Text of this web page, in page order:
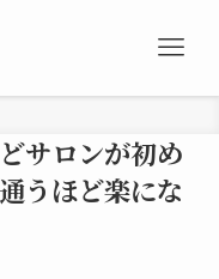
サロンが初め
うほど楽にな